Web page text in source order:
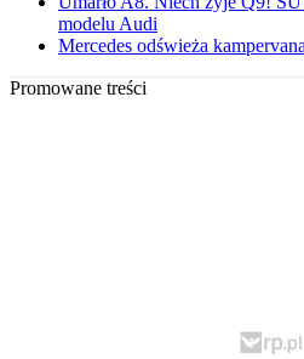
modelu Audi
Mercedes odświeża
Promowane treści